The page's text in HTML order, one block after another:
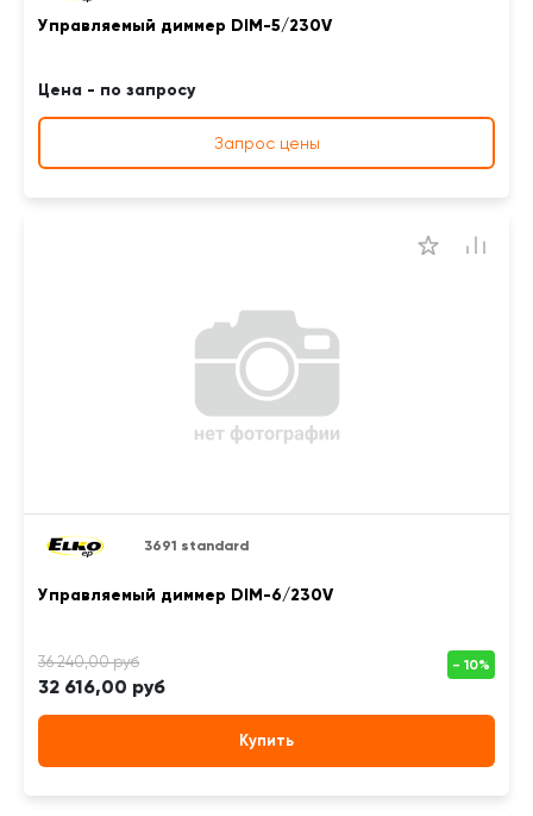
Управляемый диммер DIM-5/230V
Цена - по запросу
Запрос цены
3691 standard
Управляемый диммер DIM-6/230V
32 616,00 руб
Купить